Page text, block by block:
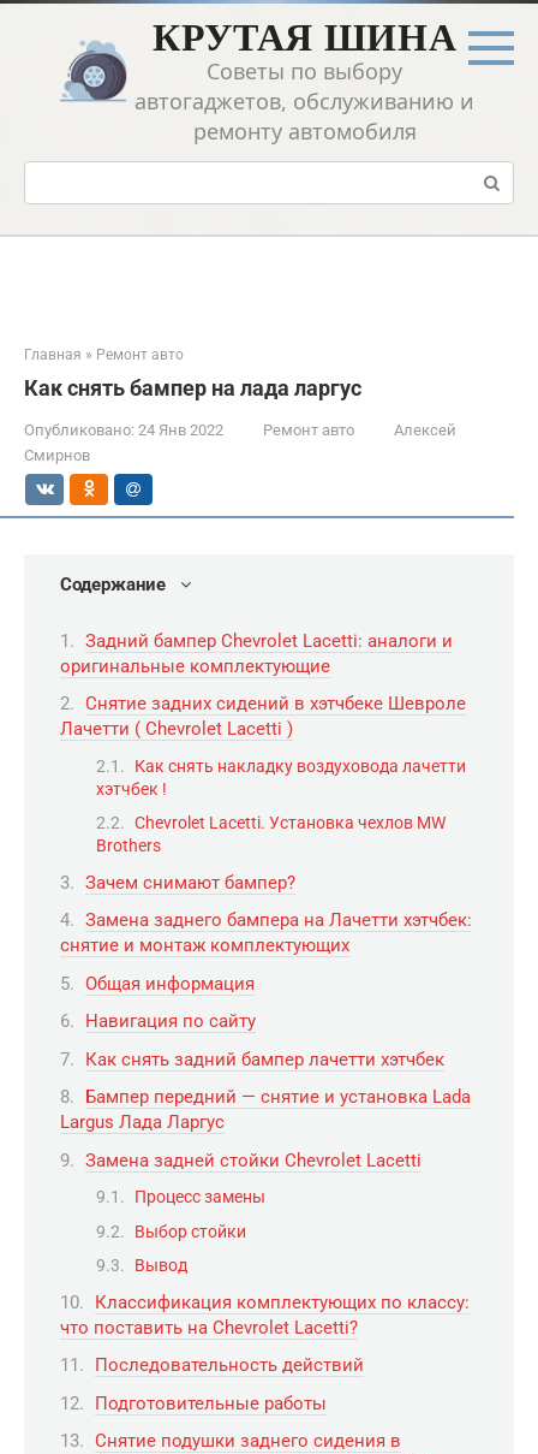
Перейти
контенту
КРУТАЯ ШИНА
Советы по выбору
автогаджетов, обслуживанию и
ремонту автомобиля
Поиск:
Главная » Ремонт авто
Как снять бампер на лада ларгус
Опубликовано: 24 Янв 2022 Ремонт авто
Алексей
Смирнов
Содержание
Задний бампер Chevrolet Lacetti: аналоги и
оригинальные комплектующие
Снятие задних сидений в хэтчбеке Шевроле
Лачетти ( Chevrolet Lacetti )
Как снять накладку воздуховода лачетти
хэтчбек !
Chevrolet Lacetti. Установка чехлов MW
Brothers
Зачем снимают бампер?
Замена заднего бампера на Лачетти хэтчбек:
снятие и монтаж комплектующих
Общая информация
Навигация по сайту
Как снять задний бампер лачетти хэтчбек
Бампер передний — снятие и установка Lada
Largus Лада Ларгус
Замена задней стойки Chevrolet Lacetti
Процесс замены
Выбор стойки
Вывод
Классификация комплектующих по классу:
что поставить на Chevrolet Lacetti?
Последовательность действий
Подготовительные работы
Снятие подушки заднего сидения в